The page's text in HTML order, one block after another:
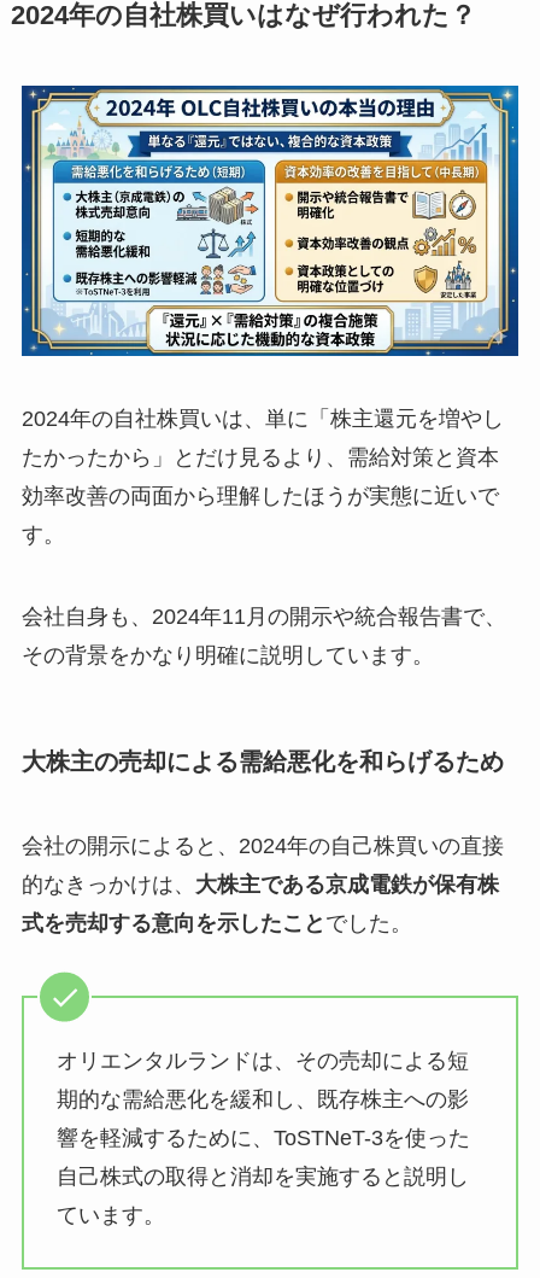
2024年の自社株買いはなぜ行われた？
2024年の自社株買いは、単に「株主還元を増やし
たかったから」とだけ見るより、需給対策と資本
効率改善の両面から理解したほうが実態に近いで
す。
会社自身も、2024年11月の開示や統合報告書で、
その背景をかなり明確に説明しています。
大株主の売却による需給悪化を和らげるため
会社の開示によると、2024年の自己株買いの直接
的なきっかけは、 大株主である京成電鉄が保有株
式を売却する意向を示したこと でした。
オリエンタルランドは、その売却による短
期的な需給悪化を緩和し、既存株主への影
響を軽減するために、ToSTNeT-3を使った
自己株式の取得と消却を実施すると説明し
ています。